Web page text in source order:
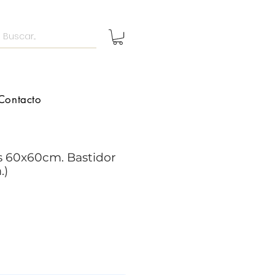
60x60cm. Bastidor